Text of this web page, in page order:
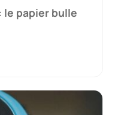
le papier bulle